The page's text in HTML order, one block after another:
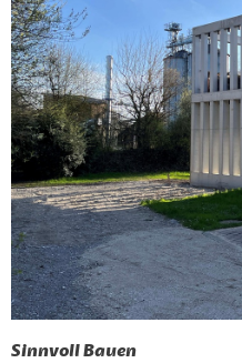
Sinnvoll Bauen